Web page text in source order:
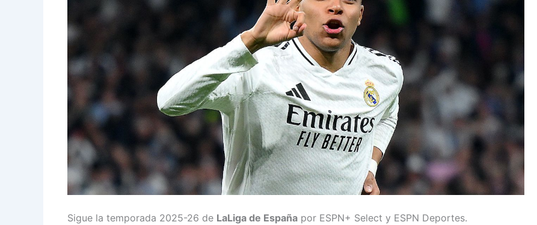
Sigue la temporada 2025-26 de LaLiga de España por ESPN+ Select y ESPN Deportes.